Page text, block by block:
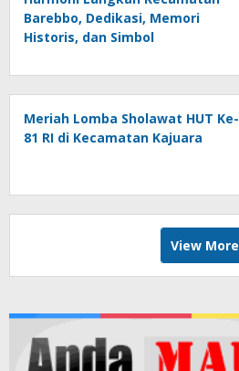
Barebbo, Dedikasi, Memori
Historis, dan Simbol
Meriah Lomba Sholawat HUT Ke-
81 RI di Kecamatan Kajuara
View More